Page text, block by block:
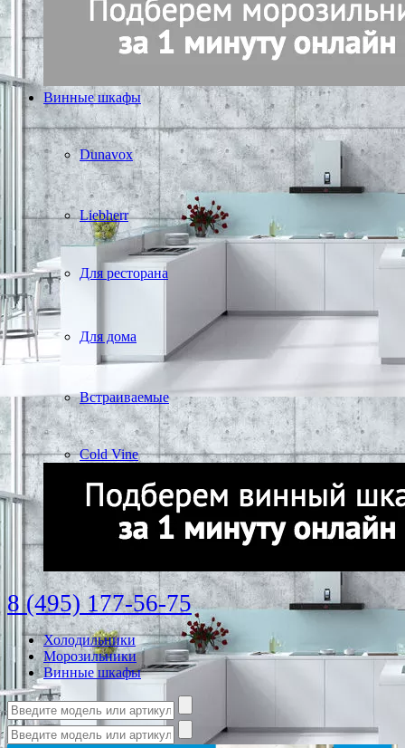
Винные шкафы
Dunavox
Liebherr
Для ресторана
Для дома
Встраиваемые
Cold Vine
8 (495) 177-56-75
Холодильники
Морозильники
Винные шкафы